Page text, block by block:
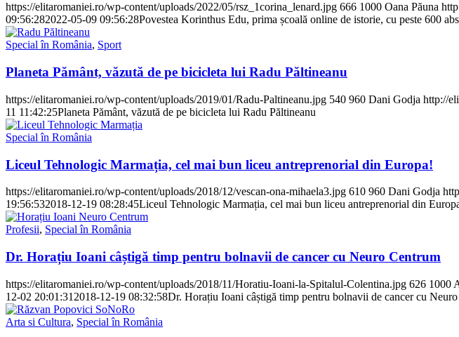
https://elitaromaniei.ro/wp-content/uploads/2022/05/rsz_1corina_lenard.jpg 666 1000 Oana Păuna
09:56:282022-05-09 09:56:28Povestea Korinthus Edu, prima școală online de istorie, cu peste 600
Special în România, Sport
Planeta Pământ, văzută de pe bicicleta lui Radu Păltineanu
https://elitaromaniei.ro/wp-content/uploads/2019/01/Radu-Paltineanu.jpg 540 960 Dani Godja http://
11 11:42:25Planeta Pământ, văzută de pe bicicleta lui Radu Păltineanu
Special în România
Liceul Tehnologic Marmația, cel mai bun liceu antreprenorial din Europa!
https://elitaromaniei.ro/wp-content/uploads/2018/12/vescan-ona-mihaela3.jpg 610 960 Dani Godja
19:56:532018-12-19 08:28:45Liceul Tehnologic Marmația, cel mai bun liceu antreprenorial din
Profesii, Special în România
Dr. Horațiu Ioani câștigă timp pentru bolnavii de cancer cu Neuro Centrum
https://elitaromaniei.ro/wp-content/uploads/2018/11/Horatiu-Ioani-la-Spitalul-Colentina.jpg 626 1000
12-02 20:01:31 2018-12-19 08:32:58Dr. Horațiu Ioani câștigă timp pentru bolnavii de cancer cu
Arta si Cultura, Special în România